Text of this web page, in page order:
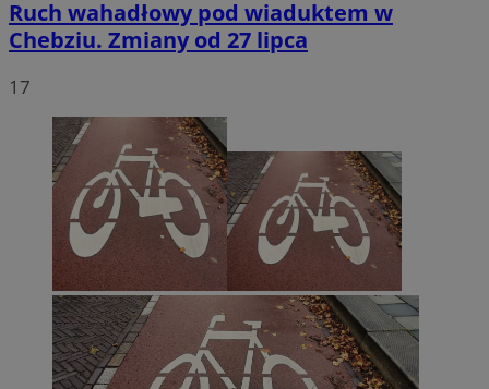
Ruch wahadłowy pod wiaduktem w
Chebziu. Zmiany od 27 lipca
17